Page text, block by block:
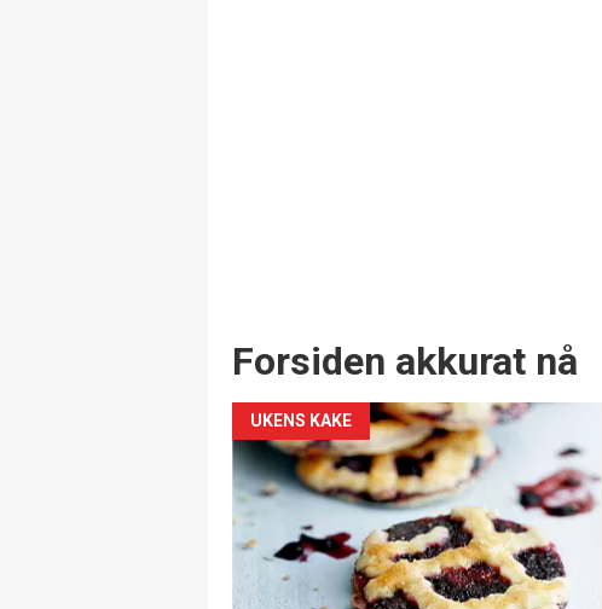
Forsiden akkurat nå
UKENS KAKE